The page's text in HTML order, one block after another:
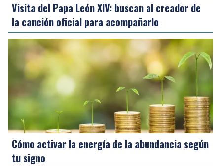
Visita del Papa León XIV: buscan al creador de
la canción oficial para acompañarlo
Cómo activar la energía de la abundancia según
tu signo